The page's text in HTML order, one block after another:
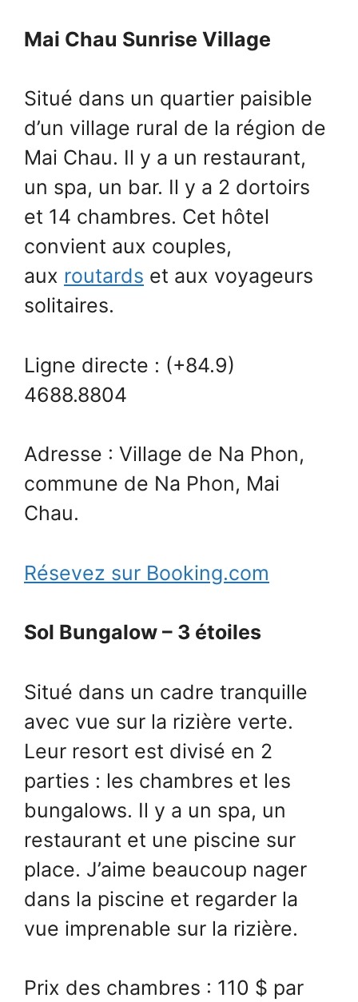
Mai Chau Sunrise Village
Situé dans un quartier paisible
d’un village rural de la région de
Mai Chau. Il y a un restaurant,
un spa, un bar. Il y a 2 dortoirs
et 14 chambres. Cet hôtel
convient aux couples,
aux routards et aux voyageurs
solitaires.
Ligne directe : (+84.9)
4688.8804
Adresse : Village de Na Phon,
commune de Na Phon, Mai
Chau.
Résevez sur Booking.com
Sol Bungalow – 3 étoiles
Situé dans un cadre tranquille
avec vue sur la rizière verte.
Leur resort est divisé en 2
parties : les chambres et les
bungalows. Il y a un spa, un
restaurant et une piscine sur
place. J’aime beaucoup nager
dans la piscine et regarder la
vue imprenable sur la rizière.
Prix des chambres : 110 $ par